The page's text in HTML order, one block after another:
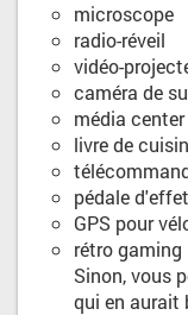
microscope
radio-réveil
vidéo-
caméra de
média center
livre de
pédale
GPS pour
rétro gaming
Sinon, vous
qui en aurait